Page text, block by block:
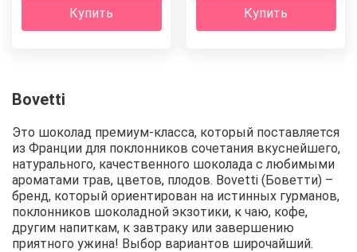
Купить Купить
Bovetti
Это шоколад премиум-класса, который поставляется
из Франции для поклонников сочетания вкуснейшего,
натурального, качественного шоколада с любимыми
ароматами трав, цветов, плодов. Bovetti (Боветти) –
бренд, который ориентирован на истинных гурманов,
поклонников шоколадной экзотики, к чаю, кофе,
другим напиткам, к завтраку или завершению
приятного ужина! Выбор вариантов широчайший.